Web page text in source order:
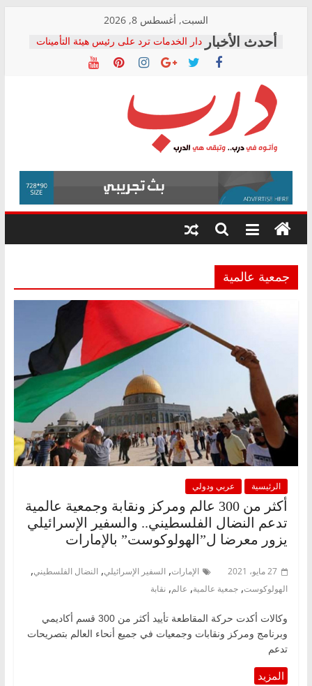
content
السبت, أغسطس 8, 2026
دار الخدمات ترد على رئيس هيئة التأمينات
بعد مؤتمره الصحفي: إنكار الأزمة لا ينهي
معاناة أصحاب المعاشات.. ونطالب بكشف
فرحات سليمان يكتب: القطاع الصحي إلى
أين؟
حزب التحالف الشعبي يطلق لجنة “الحق
في الصحة” بالإسكندرية لرصد الانتهاكات
ودعم المرضى
الوزاري لمدينة الصحفيين.. وانتهاء أعمال
إنشاء المبنى الإداري
المجلس القومي لحقوق الإنسان يعلن
متابعة قضية الدكتور محمد زهران.. ويؤكد:
قرينة البراءة وضمانات المحاكمة العادلة
درب
وأتوه
درب..
وتبقى
هي
جمعية عالمية
الرئيسية عربي ودولي
أكثر من 300 عالم ومركز ونقابة وجمعية عالمية
تدعم النضال الفلسطيني.. والسفير الإسرائيلي
يزور معرضا ل”الهولوكوست” بالإمارات
27 مايو، 2021 الإمارات, السفير الإسرائيلي, النضال الفلسطيني,
الهولوكوست, جمعية عالمية, عالم, نقابة
وكالات أكدت حركة المقاطعة تأييد أكثر من 300 قسم أكاديمي
وبرنامج ومركز ونقابات وجمعيات في جميع أنحاء العالم بتصريحات
تدعم